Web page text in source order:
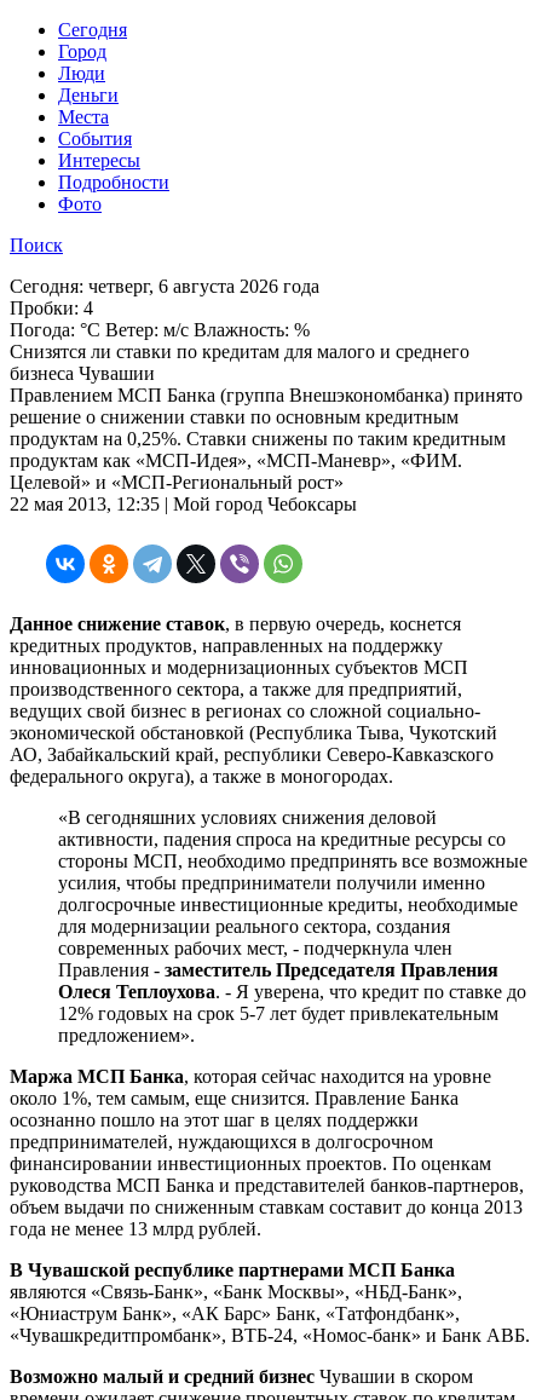
Cегодня
Город
Люди
Деньги
Места
События
Интересы
Подробности
Фото
Поиск
Сегодня: четверг, 6 августа 2026 года
Пробки: 4
Погода: °C Ветер: м/с Влажность: %
Снизятся ли ставки по кредитам для малого и среднего
бизнеса Чувашии
Правлением МСП Банка (группа Внешэкономбанка) принято
решение о снижении ставки по основным кредитным
продуктам на 0,25%. Ставки снижены по таким кредитным
продуктам как «МСП-Идея», «МСП-Маневр», «ФИМ.
Целевой» и «МСП-Региональный рост»
22 мая 2013, 12:35 | Мой город Чебоксары
Данное снижение ставок, в первую очередь, коснется
кредитных продуктов, направленных на поддержку
инновационных и модернизационных субъектов МСП
производственного сектора, а также для предприятий,
ведущих свой бизнес в регионах со сложной социально-
экономической обстановкой (Республика Тыва, Чукотский
АО, Забайкальский край, республики Северо-Кавказского
федерального округа), а также в моногородах.
«В сегодняшних условиях снижения деловой
активности, падения спроса на кредитные ресурсы со
стороны МСП, необходимо предпринять все возможные
усилия, чтобы предприниматели получили именно
долгосрочные инвестиционные кредиты, необходимые
для модернизации реального сектора, создания
современных рабочих мест, - подчеркнула член
Правления - заместитель Председателя Правления
Олеся Теплоухова. - Я уверена, что кредит по ставке до
12% годовых на срок 5-7 лет будет привлекательным
предложением».
Маржа МСП Банка, которая сейчас находится на уровне
около 1%, тем самым, еще снизится. Правление Банка
осознанно пошло на этот шаг в целях поддержки
предпринимателей, нуждающихся в долгосрочном
финансировании инвестиционных проектов. По оценкам
руководства МСП Банка и представителей банков-партнеров,
объем выдачи по сниженным ставкам составит до конца 2013
года не менее 13 млрд рублей.
В Чувашской республике партнерами МСП Банка
являются «Связь-Банк», «Банк Москвы», «НБД-Банк»,
«Юниаструм Банк», «АК Барс» Банк, «Татфондбанк»,
«Чувашкредитпромбанк», ВТБ-24, «Номос-банк» и Банк АВБ.
Возможно малый и средний бизнес Чувашии в скором